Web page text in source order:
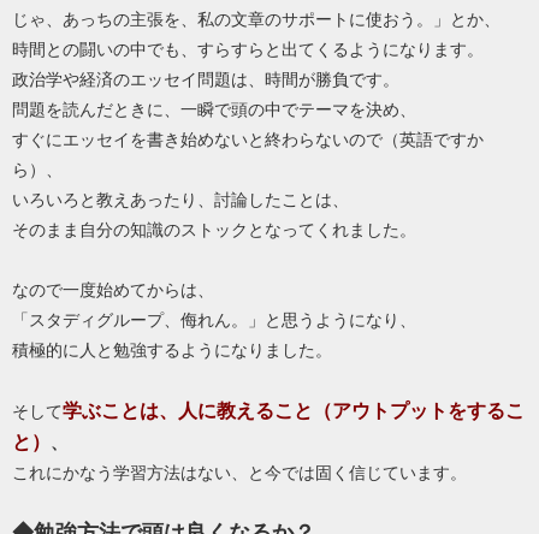
じゃ、あっちの主張を、私の文章のサポートに使おう。」とか、
時間との闘いの中でも、すらすらと出てくるようになります。
政治学や経済のエッセイ問題は、時間が勝負です。
問題を読んだときに、一瞬で頭の中でテーマを決め、
すぐにエッセイを書き始めないと終わらないので（英語ですか
ら）、
いろいろと教えあったり、討論したことは、
そのまま自分の知識のストックとなってくれました。
なので一度始めてからは、
「スタディグループ、侮れん。」と思うようになり、
積極的に人と勉強するようになりました。
そして学ぶことは、人に教えること（アウトプットをするこ
と） 、
これにかなう学習方法はない、と今では固く信じています。